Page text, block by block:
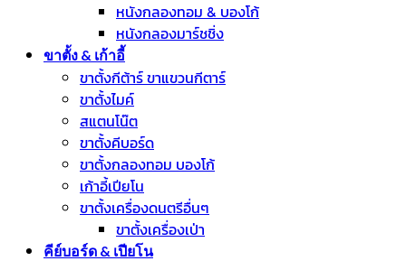
หนังกลองทอม & บองโก้
หนังกลองมาร์ชชิ่ง
ขาตั้ง & เก้าอี้
ขาตั้งกีต้าร์ ขาแขวนกีตาร์
ขาตั้งไมค์
สแตนโน๊ต
ขาตั้งคีบอร์ด
ขาตั้งกลองทอม บองโก้
เก้าอี้เปียโน
ขาตั้งเครื่องดนตรีอื่นๆ
ขาตั้งเครื่องเป่า
คีย์บอร์ด & เปียโน